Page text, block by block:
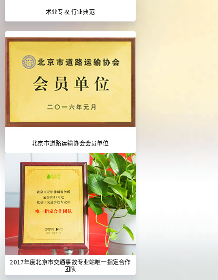
术业专攻 行业典范
北京市道路运输协会会员单位
2017年度北京市交通事故专业站唯一指定合作
团队